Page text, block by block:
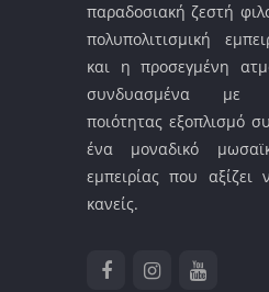
παραδοσιακή ζεστή
πολυπολιτισμική
και η προσεγμένη
συνδυασμένα με
ποιότητας εξοπλισμό
ένα μοναδικό
εμπειρίας που αξίζει
κανείς.